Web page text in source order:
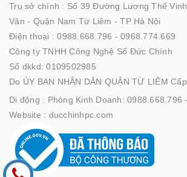
Trụ sở chính : Số 39 Đường Lương Thế
Văn - Quận Nam Từ Liêm - TP Hà Nội
Điện thoại :0988.668.796 - 0968.774.669
Công ty TNHH Công Nghệ Số Đức Chính
Số dkkd: 0109502985
Do ỦY BAN NHÂN DÂN QUẬN TỪ LIÊM
Di động : Phòng Kinh Doanh: 0988.668.796
Website : ducchinhpc.com